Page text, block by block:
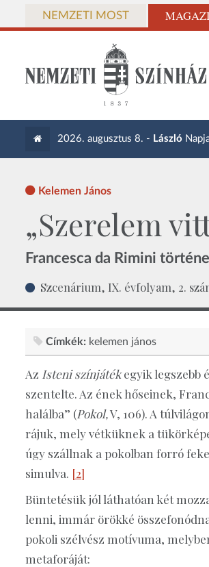
NEMZETI MOST
2026. augusztus 8. - László
Kelemen János
„Szerelem
Francesca da Rimini
Szcenárium, IX. évfolyam, 2.
Címkék: kelemen jános
Az Isteni színjátékegyik legszebb
szentelte. Az ének hőseinek,
halálba” (Pokol,V, 106). A
rájuk, mely vétküknek a
úgy szállnak a pokolban forró
simulva. [2]
Büntetésük jól láthatóan két
lenni, immár örökké
pokoli szélvész motívuma,
metaforáját: